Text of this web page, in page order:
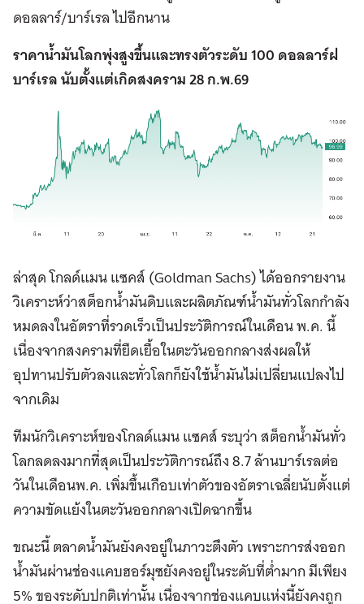
ดอลลาร์/บาร์เรล ไปอีกนาน
ราคาน้ำมันโลกพุ่งสูงขึ้นและทรงตัวระดับ 100 ดอลลาร์ฝ
บาร์เรล นับตั้งแต่เกิดสงคราม 28 ก.พ.69
ล่าสุด โกลด์แมน แซคส์ (Goldman Sachs) ได้ออกรายงาน
วิเคราะห์ว่าสต็อกน้ำมันดิบและผลิตภัณฑ์น้ำมันทั่วโลกกำลัง
หมดลงในอัตราที่รวดเร็วเป็นประวัติการณ์ในเดือน พ.ค. นี้
เนื่องจากสงครามที่ยืดเยื้อในตะวันออกกลางส่งผลให้
อุปทานปรับตัวลงและทั่วโลกก็ยังใช้น้ำมันไม่เปลี่ยนแปลงไป
จากเดิม
ทีมนักวิเคราะห์ของโกลด์แมน แซคส์ ระบุว่า สต็อกน้ำมันทั่ว
โลกลดลงมากที่สุดเป็นประวัติการณ์ถึง 8.7 ล้านบาร์เรลต่อ
วันในเดือนพ.ค. เพิ่มขึ้นเกือบเท่าตัวของอัตราเฉลี่ยนับตั้งแต่
ความขัดแย้งในตะวันออกกลางเปิดฉากขึ้น
ขณะนี้ ตลาดน้ำมันยังคงอยู่ในภาวะตึงตัว เพราะการส่งออก
น้ำมันผ่านช่องแคบฮอร์มุซยังคงอยู่ในระดับที่ต่ำมาก มีเพียง
5% ของระดับปกติเท่านั้น เนื่องจากช่องแคบแห่งนี้ยังคงถูก